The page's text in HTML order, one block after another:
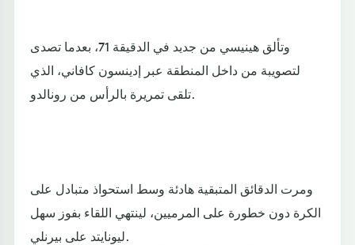
وتألق هينيسي من جديد في الدقيقة 71، بعدما تصدى
لتصويبة من داخل المنطقة عبر إدينسون كافاني، الذي
تلقى تمريرة بالرأس من رونالدو.
ومرت الدقائق المتبقية هادئة وسط استحواذ متبادل على
الكرة دون خطورة على المرميين، لينتهي اللقاء بفوز سهل
ليونايتد على بيرنلي.